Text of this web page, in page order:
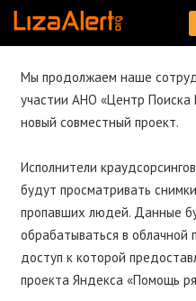
Мы продолжаем наше
участии АНО «Центр
новый совместный проект.
Исполнители
будут просматривать
пропавших людей. Данные
обрабатываться в облачной
доступ к которой
проекта Яндекса «Помощь